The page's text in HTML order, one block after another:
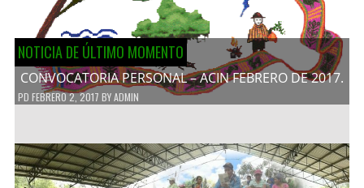
NOTICIA DE ÚLTIMO MOMENTO
CONVOCATORIA PERSONAL – ACIN FEBRERO DE 2017.
PD FEBRERO 2, 2017 BYADMIN